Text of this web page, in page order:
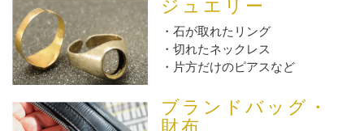
ジュエリー
石が取れたリング
切れたネックレス
片方だけのピアスなど
ブランドバッグ・
財布